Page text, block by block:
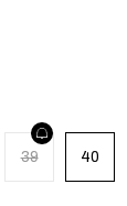
39 40